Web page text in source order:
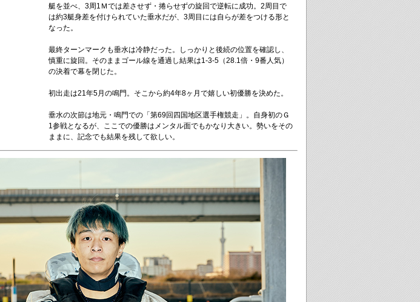
艇を並べ、3周1Ｍでは差させず・捲らせずの旋回で逆転に成功。2周目で
は約3艇身差を付けられていた垂水だが、3周目には自らが差をつける形と
なった。
最終ターンマークも垂水は冷静だった。しっかりと後続の位置を確認し、
慎重に旋回。そのままゴール線を通過し結果は1-3-5（28.1倍・9番人気）
の決着で幕を閉じた。
初出走は21年5月の鳴門。そこから約4年8ヶ月で嬉しい初優勝を決めた。
垂水の次節は地元・鳴門での「第69回四国地区選手権競走」。自身初のＧ
1参戦となるが、ここでの優勝はメンタル面でもかなり大きい。勢いをその
ままに、記念でも結果を残して欲しい。